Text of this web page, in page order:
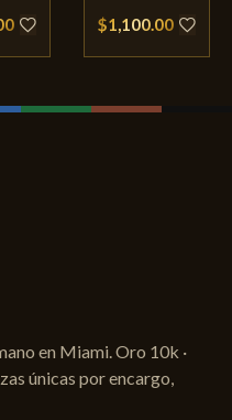
$1,100.00
en Miami. Oro 10k ·
únicas por encargo,